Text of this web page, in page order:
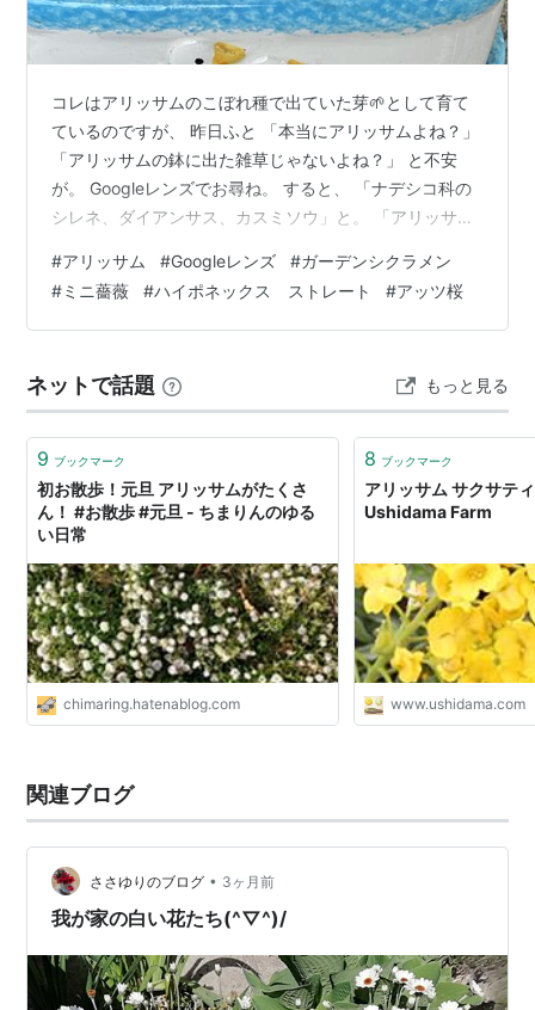
コレはアリッサムのこぼれ種で出ていた芽🌱として育て
ているのですが、 昨日ふと 「本当にアリッサムよね？」
「アリッサムの鉢に出た雑草じゃないよね？」 と不安
が。 Googleレンズでお尋ね。 すると、 「ナデシコ科の
シレネ、ダイアンサス、カスミソウ」と。 「アリッサム
です。アリッサムで間違えありません」 と。 今日も一応
新しい写真を撮り聞いてみました。 すると、やはり、
「ナデシコ科のシレネ」だと。 も一度今日も 「アリッサ
に間違えありません。 アリッサムの芽はナデシコ科の物
と非常に見分…
#アリッサム #Googleレンズ #ガーデンシクラメン
#ミニ薔薇 #ハイポネックス ストレート #アッツ桜
ネットで話題 もっと見る
9 ブックマーク
初お散歩！元旦 アリッサムがたくさ
ん！ #お散歩 #元旦 - ちまりんのゆる
い日常
chimaring.hatenablog.com
8 ブックマーク
アリッサム サクサテ
Ushidama Farm
www.ushidama.com
関連ブログ
ささゆりのブログ • 3ヶ月前
我が家の白い花たち(^▽^)/